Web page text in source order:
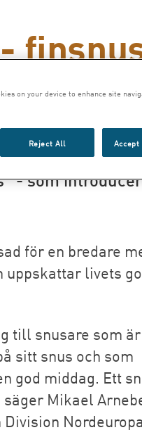
Kardus
Kardus
- som
för en bredare
livets
till snusare som är
sitt snus och som
god middag. Ett
Mikael
on your device to enhance site
Reject All